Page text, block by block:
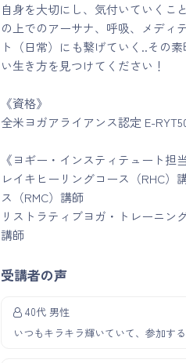
自身を大切にし、気付いていくこ
の上でのアーサナ、呼吸、メディ
ト（日常）にも繋げていく..その
い生き方を見つけてください！
《資格》
全米ヨガアライアンス認定 E-
《ヨギー・インスティテュート担
レイキヒーリングコース（RHC
ス（RMC）講師
リストラティブヨガ・トレーニ
講師
受講者の声
40代 男性
いつもキラキラ輝いていて、参加す